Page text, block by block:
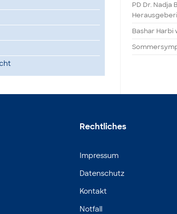
PD Dr. Nadja
Bashar
Rechtliches
Impressum
Datenschutz
Kontakt
Notfall